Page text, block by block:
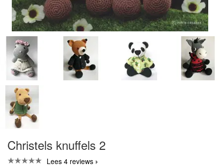
Christels knuffels 2
Lees 4 reviews